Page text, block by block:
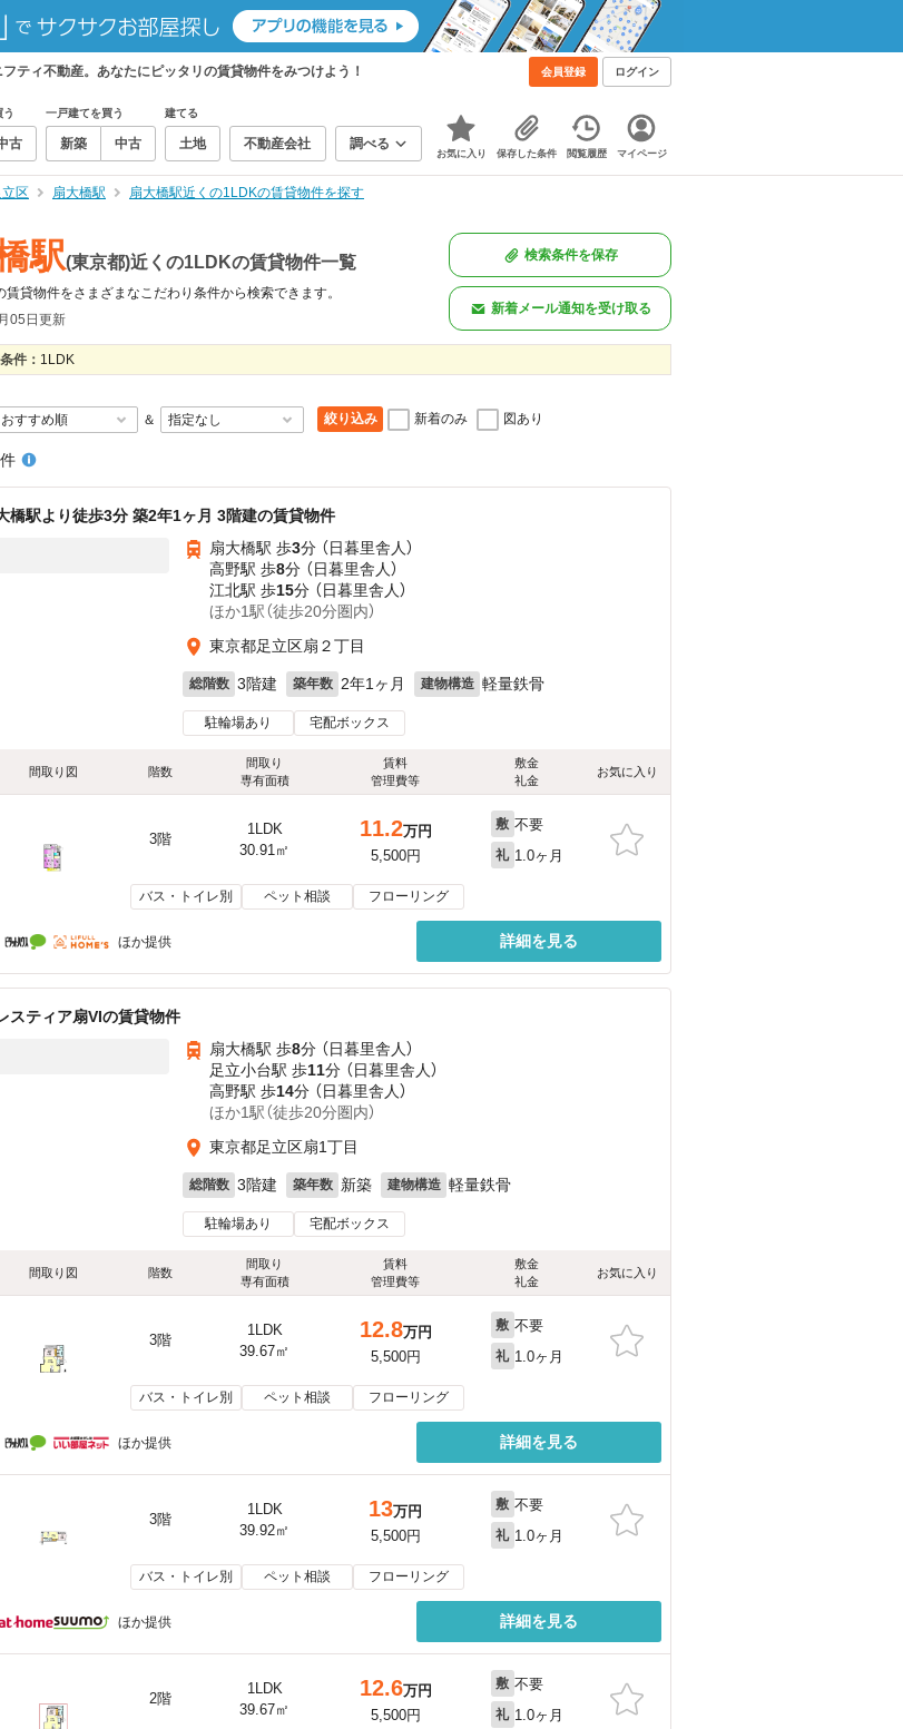
ティ不動産。あなたにピッタリの賃貸物件をみつけよう！ 会員登録 ログイン
古
一戸建てを買う
新築 中古
建てる
土地 不動産会社 調べる
お気に入り 保存した条件 閲覧履歴 マイページ
立区 扇大橋駅 扇大橋駅近くの1LDKの賃貸物件を探す
駅(東京都)近くの1LDKの賃貸物件一覧
賃貸物件をさまざまなこだわり条件から検索できます。
05日更新
検索条件を保存
新着メール通知を受け取る
件： 1LDK
＆ 絞り込み 新着のみ 図あり
件
橋駅より徒歩3分 築2年1ヶ月 3階建の賃貸物件
扇大橋駅 歩3分 （日暮里舎人）
高野駅 歩8分 （日暮里舎人）
江北駅 歩15分 （日暮里舎人）
ほか1駅（徒歩20分圏内）
東京都足立区扇２丁目
総階数 3階建 築年数 2年1ヶ月 建物構造 軽量鉄骨
駐輪場あり 宅配ボックス
間取り図 階数
間取り
専有面積
賃料
管理費等
敷金
礼金
お気に入り
3階
1LDK
30.91㎡
11.2万円
5,500円
敷 不要
礼 1.0ヶ月
バス・トイレ別 ペット相談 フローリング
ほか提供 詳細を見る
スティア扇VIの賃貸物件
扇大橋駅 歩8分 （日暮里舎人）
足立小台駅 歩11分 （日暮里舎人）
高野駅 歩14分 （日暮里舎人）
ほか1駅（徒歩20分圏内）
東京都足立区扇1丁目
総階数 3階建 築年数 新築 建物構造 軽量鉄骨
駐輪場あり 宅配ボックス
間取り図 階数
間取り
専有面積
賃料
管理費等
敷金
礼金
お気に入り
3階
1LDK
39.67㎡
12.8万円
5,500円
敷 不要
礼 1.0ヶ月
バス・トイレ別 ペット相談 フローリング
ほか提供 詳細を見る
3階
1LDK
39.92㎡
13万円
5,500円
敷 不要
礼 1.0ヶ月
バス・トイレ別 ペット相談 フローリング
ほか提供 詳細を見る
2階
1LDK
39.67㎡
12.6万円
5,500円
敷 不要
礼 1.0ヶ月